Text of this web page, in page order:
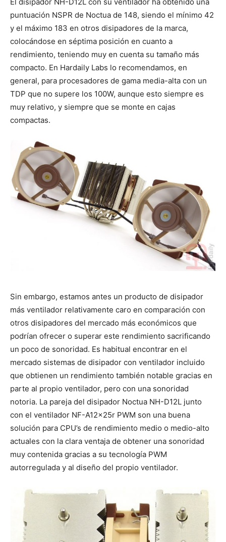
puntuación NSPR de Noctua de 148, siendo el mínimo 42
y el máximo 183 en otros disipadores de la marca,
colocándose en séptima posición en cuanto a
rendimiento, teniendo muy en cuenta su tamaño más
compacto. En Hardaily Labs lo recomendamos, en
general, para procesadores de gama media-alta con un
TDP que no supere los 100W, aunque esto siempre es
muy relativo, y siempre que se monte en cajas
compactas.
Sin embargo, estamos antes un producto de disipador
más ventilador relativamente caro en comparación con
otros disipadores del mercado más económicos que
podrían ofrecer o superar este rendimiento sacrificando
un poco de sonoridad. Es habitual encontrar en el
mercado sistemas de disipador con ventilador incluido
que obtienen un rendimiento también notable gracias en
parte al propio ventilador, pero con una sonoridad
notoria. La pareja del disipador Noctua NH-D12L junto
con el ventilador NF-A12x25r PWM son una buena
solución para CPU’s de rendimiento medio o medio-alto
actuales con la clara ventaja de obtener una sonoridad
muy contenida gracias a su tecnología PWM
autorregulada y al diseño del propio ventilador.